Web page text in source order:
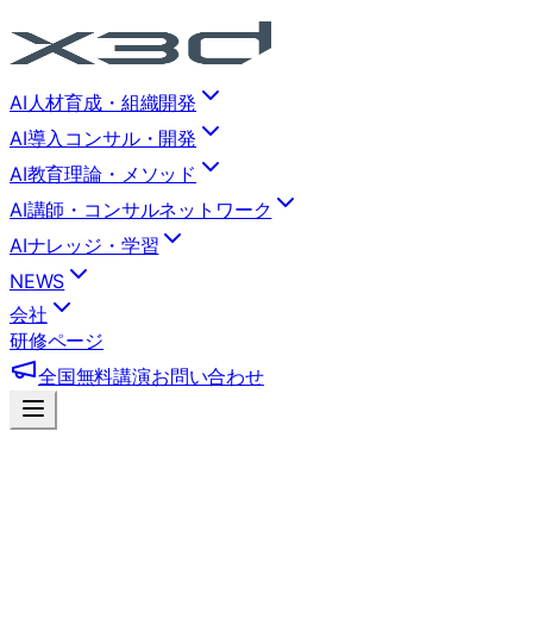
AI人材育成・組織開発
AI導入コンサル・開発
AI教育理論・メソッド
AI講師・コンサルネットワーク
AIナレッジ・学習
NEWS
会社
研修ページ
全国無料講演お問い合わせ